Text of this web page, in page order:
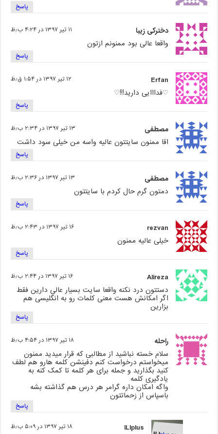
پاسخ
دخترکی زیبا ۱۱ تیر ۱۳۹۷ در ۴:۲۴ ب٫ظ
واقعا عالی بود ممنونم ازتون
پاسخ
Erfan ۱۲ تیر ۱۳۹۷ در ۱:۵۴ ق٫ظ
♡فدااایی دارید!!!♡
پاسخ
مصطفی ۱۳ تیر ۱۳۹۷ در ۲:۳۴ ب٫ظ
اقا ممنون سایتتون عالیه واسه من خیلی سود داشت
پاسخ
مصطفی ۱۳ تیر ۱۳۹۷ در ۲:۳۶ ب٫ظ
دمتون گرم حال کردم با سایتتون
پاسخ
rezvan ۱۶ تیر ۱۳۹۷ در ۲:۴۳ ب٫ظ
خیلی عالیه ممنون
پاسخ
Alireza ۱۶ تیر ۱۳۹۷ در ۲:۴۴ ب٫ظ
دستتون درد نکنه واقعا سایت بسیار عالی دارین فقط
اگر امکانش هست معنی کلمات رو به انگلیسی هم
بزارین
پاسخ
راحله ۱۸ تیر ۱۳۹۷ در ۴:۵۴ ب٫ظ
سلام خسته نباشید از مطالبی که قرار میدید ممنون
میخواستم درخواست کنم دفینشن کلمه هارو هم لطف
کنید بگذارید و جمله برای هر کلمه تا کمک کنه به
یادگیری کلمه
واگه امکان داره گرامر هر درس هم گذاشته بشه
باسپاس از زحماتتون
پاسخ
ILIplus ۱۸ تیر ۱۳۹۷ در ۵:۰۹ ب٫ظ